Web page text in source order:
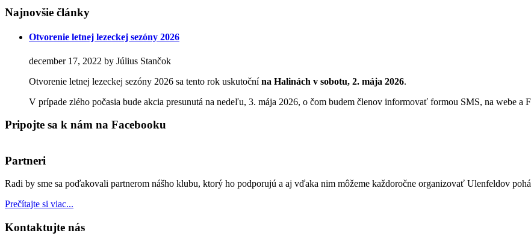
Najnovšie články
Otvorenie letnej lezeckej sezóny 2026
december 17, 2022 by Július Stančok
Otvorenie letnej lezeckej sezóny 2026 sa tento rok uskutočnína Halinách v sobotu, 2. mája 2026.
V prípade zlého počasia bude akcia presunutá na nedeľu, 3. mája 2026, o čom budem členov informovať formou SMS, na webe a
Pripojte sa k nám na Facebooku
Partneri
Radi by sme sa poďakovali partnerom nášho klubu, ktorý ho podporujú a aj vďaka nim môžeme každoročne organizovať Ulenfeldov
Prečítajte si viac...
Kontaktujte nás